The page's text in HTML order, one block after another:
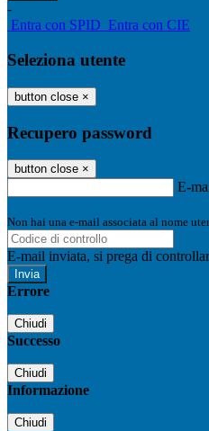
-
Entra con SPID Entra con CIE
Seleziona utente
button close ×
Recupero password
button close ×
E-
Non hai una e-mail associata al nome
E-mail inviata, si prega di
Errore
Chiudi
Successo
Chiudi
Informazione
Chiudi